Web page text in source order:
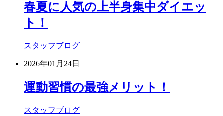
春夏に人気の上半身集中ダイエッ
ト！
スタッフブログ
2026年01月24日
運動習慣の最強メリット！
スタッフブログ